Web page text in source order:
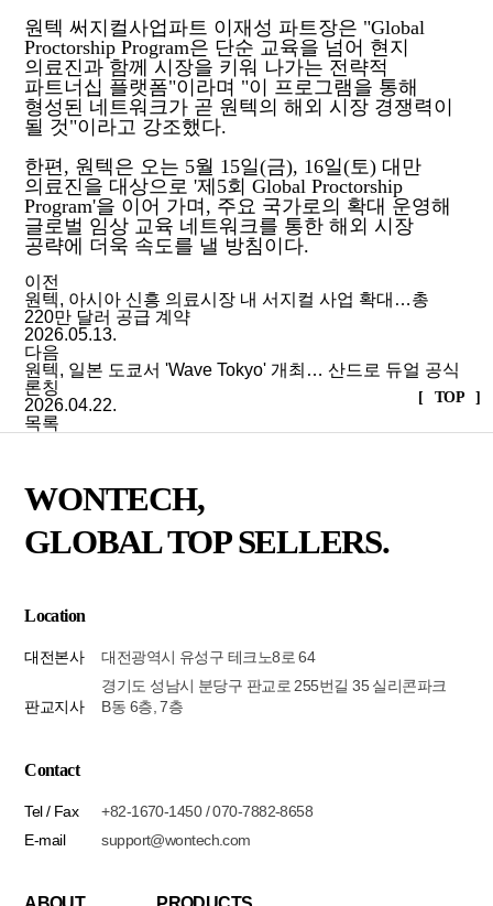
원텍 써지컬사업파트 이재성 파트장은 "Global
Proctorship Program은 단순 교육을 넘어 현지
의료진과 함께 시장을 키워 나가는 전략적
파트너십 플랫폼"이라며 "이 프로그램을 통해
형성된 네트워크가 곧 원텍의 해외 시장 경쟁력이
될 것"이라고 강조했다.
한편, 원텍은 오는 5월 15일(금), 16일(토) 대만
의료진을 대상으로 '제5회 Global Proctorship
Program'을 이어 가며, 주요 국가로의 확대 운영해
글로벌 임상 교육 네트워크를 통한 해외 시장
공략에 더욱 속도를 낼 방침이다.
이전
원텍, 아시아 신흥 의료시장 내 서지컬 사업 확대…총
220만 달러 공급 계약
2026.05.13.
다음
원텍, 일본 도쿄서 'Wave Tokyo' 개최… 산드로 듀얼 공식
론칭
2026.04.22.
목록
[ TOP ]
WONTECH,
GLOBAL TOP SELLERS.
Location
대전본사 대전광역시 유성구 테크노8로 64
판교지사
경기도 성남시 분당구 판교로 255번길 35 실리콘파크
B동 6층, 7층
Contact
Tel / Fax
+82-1670-1450 / 070-7882-8658
E-mail
support@wontech.com